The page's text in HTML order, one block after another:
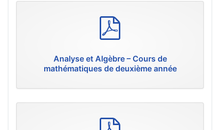
Analyse et Algèbre – Cours de
mathématiques de deuxième année